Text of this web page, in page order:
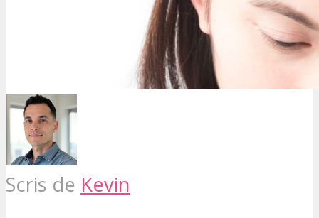
Scris de Kevin